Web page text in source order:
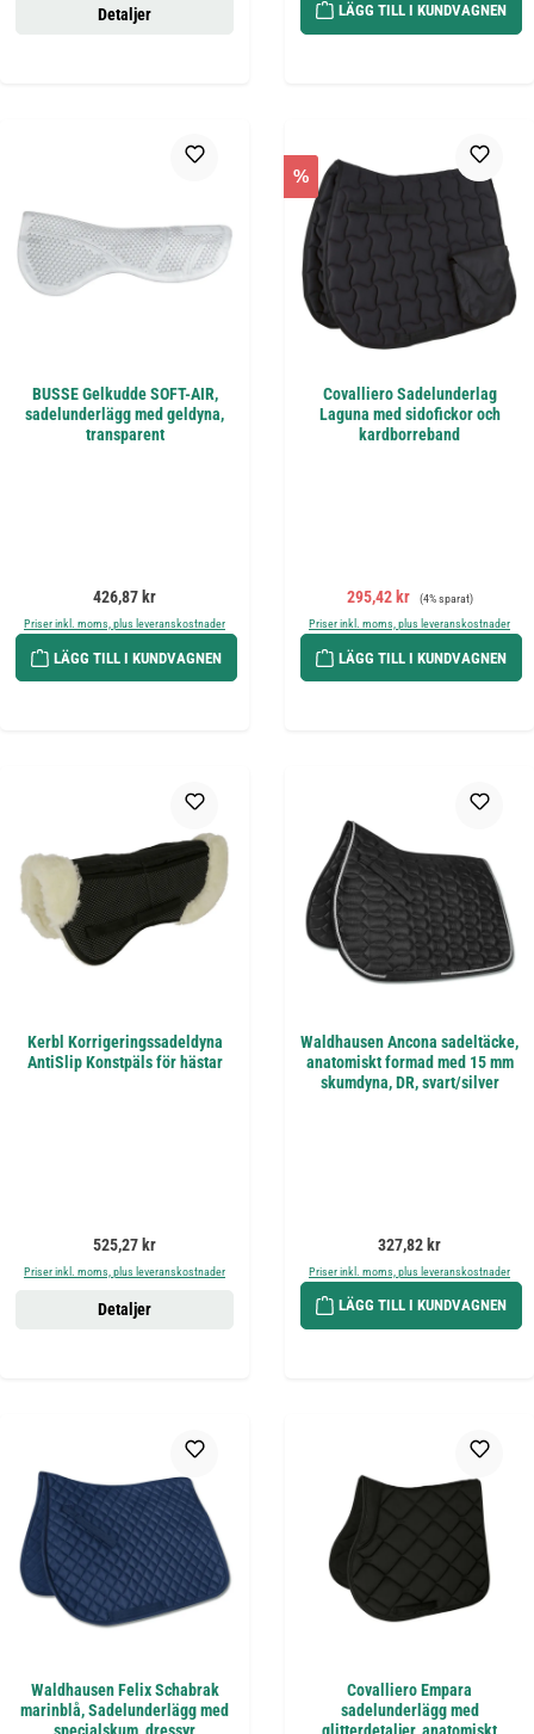
Detaljer LÄGG TILL I KUNDVAGNEN
BUSSE Gelkudde SOFT-AIR,
sadelunderlägg med geldyna,
transparent
Ordinarie pris:
426,87 kr
Priser inkl. moms, plus leveranskostnader
LÄGG TILL I KUNDVAGNEN
%
Covalliero Sadelunderlag
Laguna med sidofickor och
kardborreband
Försäljningspris:
295,42 kr Ordinarie pris:
(4% sparat)
Priser inkl. moms, plus leveranskostnader
LÄGG TILL I KUNDVAGNEN
Kerbl Korrigeringssadeldyna
AntiSlip Konstpäls för hästar
Ordinarie pris:
525,27 kr
Priser inkl. moms, plus leveranskostnader
Detaljer
Waldhausen Ancona sadeltäcke,
anatomiskt formad med 15 mm
skumdyna, DR, svart/silver
Ordinarie pris:
327,82 kr
Priser inkl. moms, plus leveranskostnader
LÄGG TILL I KUNDVAGNEN
Waldhausen Felix Schabrak
marinblå, Sadelunderlägg med
Covalliero Empara
sadelunderlägg med